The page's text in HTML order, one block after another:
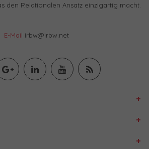
den Relationalen Ansatz einzigartig macht.
E-Mail irbw@irbw.net